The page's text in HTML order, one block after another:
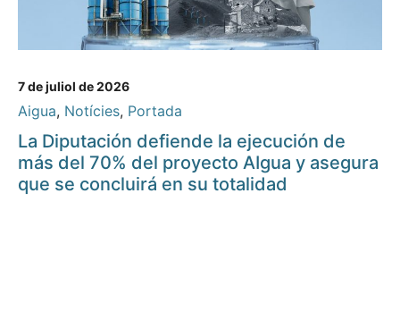
7 de juliol de 2026
Aigua, Notícies, Portada
La Diputación defiende la ejecución de
más del 70% del proyecto AIgua y asegura
que se concluirá en su totalidad